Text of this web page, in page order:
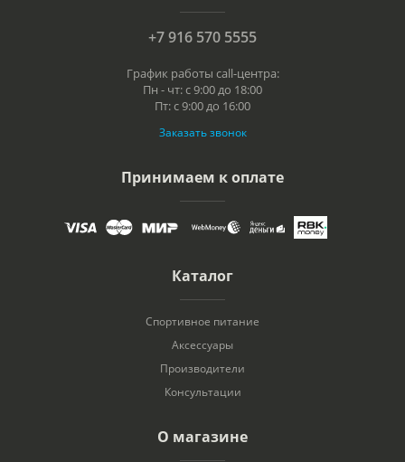
+7 916 570 5555
График работы call-центра:
Пн - чт: с 9:00 до 18:00
Пт: с 9:00 до 16:00
Заказать звонок
Принимаем к оплате
Каталог
Спортивное питание
Аксессуары
Производители
Консультации
О магазине